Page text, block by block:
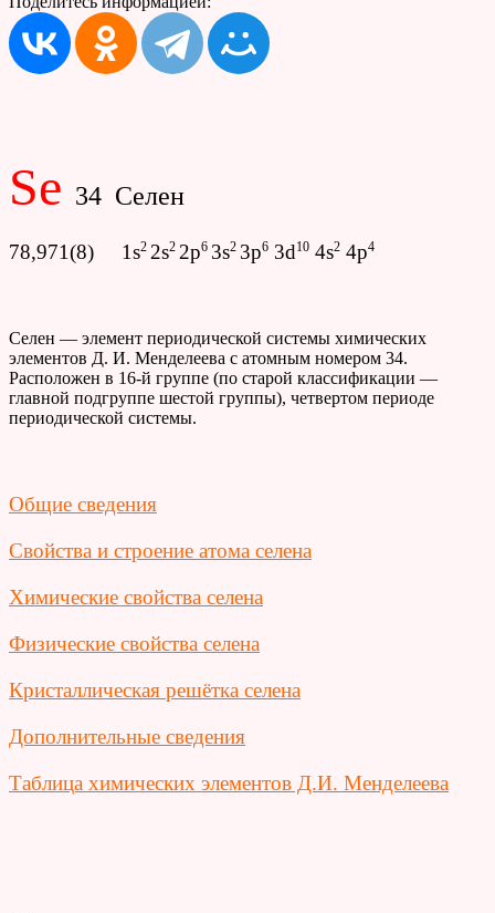
Se 34 Селен
78,971(8) 1s2 2s2 2p6 3s2 3p6 3d10 4s2 4p4
Селен — элемент периодической системы химических
элементов Д. И. Менделеева с атомным номером 34.
Расположен в 16-й группе (по старой классификации —
главной подгруппе шестой группы), четвертом периоде
периодической системы.
Общие сведения
Свойства и строение атома селена
Химические свойства селена
Физические свойства селена
Кристаллическая решётка селена
Дополнительные сведения
Таблица химических элементов Д.И. Менделеева